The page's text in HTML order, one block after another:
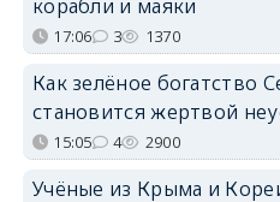
корабли и маяки
17:06 3 1370
Как зелёное богатство
становится жертвой
15:05 4 2900
Учёные из Крыма и